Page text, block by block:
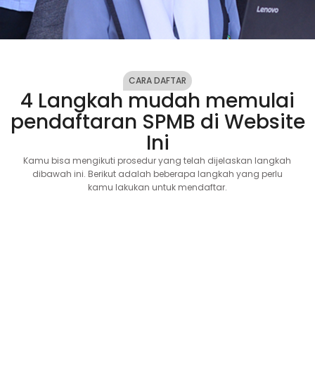
CARA DAFTAR
4 Langkah mudah memulai
pendaftaran SPMB di Website
Ini
Kamu bisa mengikuti prosedur yang telah dijelaskan langkah
dibawah ini. Berikut adalah beberapa langkah yang perlu
kamu lakukan untuk mendaftar.